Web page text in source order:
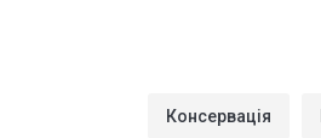
Консервація